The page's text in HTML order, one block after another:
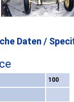
Daten /
100